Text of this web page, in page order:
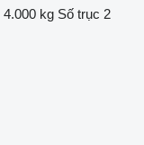
4.000 kg Số trục 2